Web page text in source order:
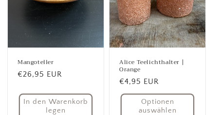
Mangoteller
Normaler
€26,95 EUR
In den Warenkorb
legen
Alice Teelichthalter |
Orange
Normaler
Preis
€4,95 EUR
Optionen
auswählen